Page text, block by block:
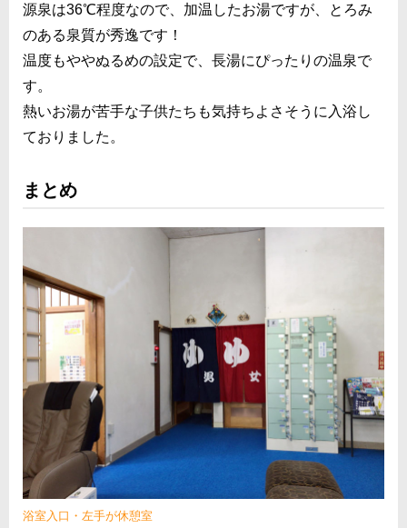
源泉は36℃程度なので、加温したお湯ですが、とろみ
のある泉質が秀逸です！
温度もややぬるめの設定で、長湯にぴったりの温泉で
す。
熱いお湯が苦手な子供たちも気持ちよさそうに入浴し
ておりました。
まとめ
浴室入口・左手が休憩室